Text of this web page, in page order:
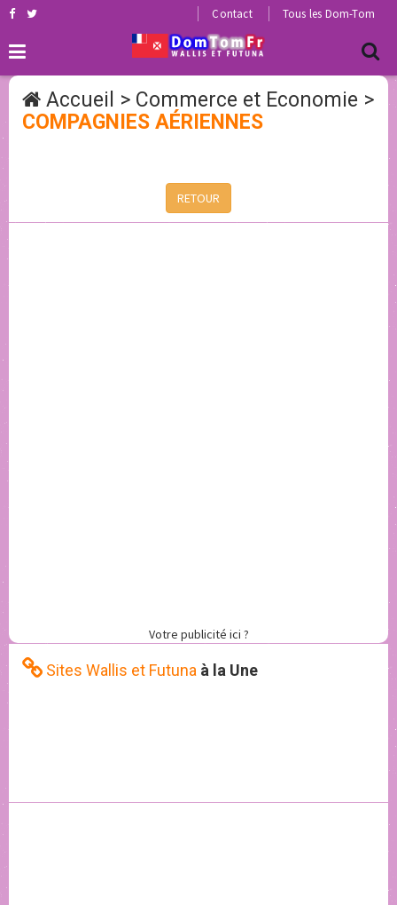
Contact Tous les Dom-Tom
Accueil > Commerce et Economie >
COMPAGNIES AÉRIENNES
RETOUR
Votre publicité ici ?
Sites Wallis et Futuna à la Une